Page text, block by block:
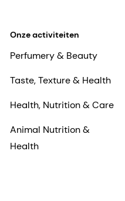
Onze activiteiten
Perfumery & Beauty
Taste, Texture & Health
Health, Nutrition & Care
Animal Nutrition &
Health